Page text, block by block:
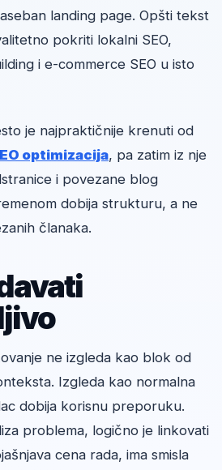
landing page. Opšti tekst
pokriti lokalni SEO,
i e-commerce SEO u isto
je najpraktičnije krenuti od
optimizacija, pa zatim iz nje
i povezane blog
dobija strukturu, a ne
članaka.
ne izgleda kao blok od
Izgleda kao normalna
dobija korisnu preporuku.
problema, logično je linkovati
cena rada, ima smisla